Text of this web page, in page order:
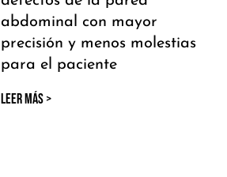
abdominal con mayor
precisión y menos molestias
para el paciente
LEER MÁS >